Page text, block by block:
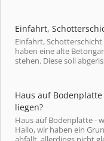
Einfahrt,
Einfahrt,
haben eine alte
stehen. Diese soll
Haus auf
liegen?
Haus auf Bodenplatte -
Hallo, wir haben ein